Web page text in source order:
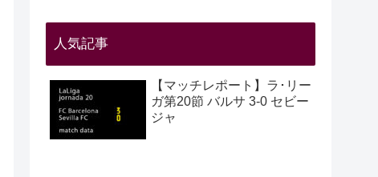
人気記事
【マッチレポート】ラ･リー
ガ第20節 バルサ 3-0 セビー
ジャ